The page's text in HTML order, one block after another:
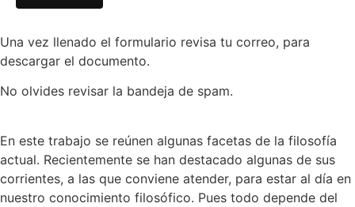
Una vez llenado el formulario revisa tu correo, para
descargar el documento.
No olvides revisar la bandeja de spam.
En este trabajo se reúnen algunas facetas de la filosofía
actual. Recientemente se han destacado algunas de sus
corrientes, a las que conviene atender, para estar al día en
nuestro conocimiento filosófico. Pues todo depende del